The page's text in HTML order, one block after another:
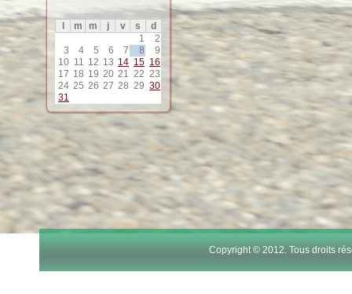
m m j v s
d
1
2
3
4 5 6 7 8
9
10 11 12 13 14 15 16
17 18 19 20 21 22 23
24 25 26 27 28 29 30
31
Copyright © 2012. Tous droits